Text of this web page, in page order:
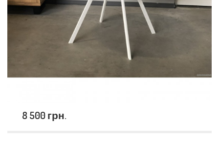
8 500 грн.